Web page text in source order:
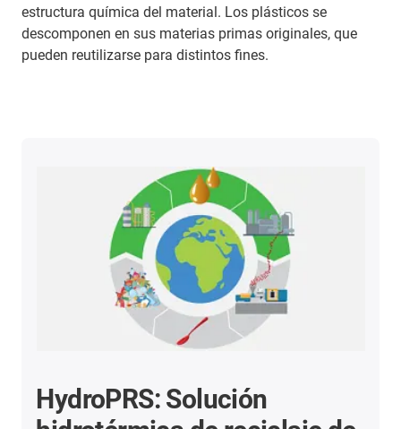
estructura química del material. Los plásticos se
descomponen en sus materias primas originales, que
pueden reutilizarse para distintos fines.
HydroPRS: Solución